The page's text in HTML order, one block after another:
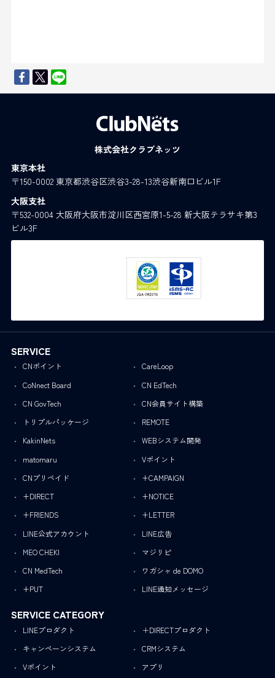
株式会社クラブネッツ
東京本社
〒150-0002 東京都渋谷区渋谷3-28-13渋谷新南口ビル1F
大阪支社
〒532-0004 大阪府大阪市淀川区西宮原1-5-28 新大阪テラサキ第3
ビル3F
SERVICE
CNポイント
CareLoop
CoNnect Board
CN EdTech
CN GovTech
CN会員サイト構築
トリプルパッケージ
REMOTE
KakinNets
WEBシステム開発
matomaru
Vポイント
CNプリペイド
+CAMPAIGN
+DIRECT
+NOTICE
+FRIENDS
+LETTER
LINE公式アカウント
LINE広告
MEO CHEKI
マジリピ
CN MedTech
ワガシャ de DOMO
+PUT
LINE通知メッセージ
SERVICE CATEGORY
LINEプロダクト
＋DIRECTプロダクト
キャンペーンシステム
CRMシステム
Vポイント
アプリ